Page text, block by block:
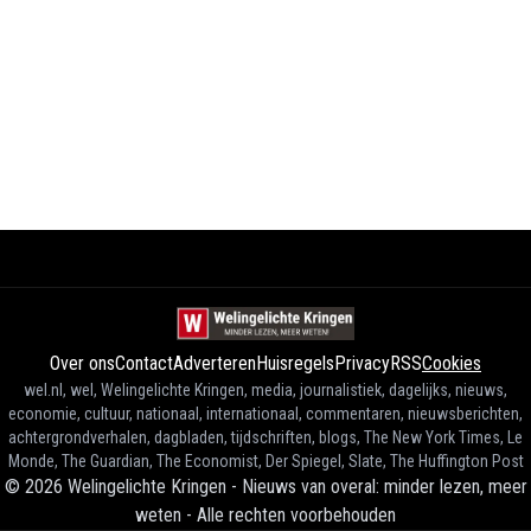
Over onsContactAdverterenHuisregels PrivacyRSSCookies
wel.nl, wel, Welingelichte Kringen, media, journalistiek, dagelijks, nieuws,
economie, cultuur, nationaal, internationaal, commentaren, nieuwsberichten,
achtergrondverhalen, dagbladen, tijdschriften, blogs, The New York Times, Le
Monde, The Guardian, The Economist, Der Spiegel, Slate, The Huffington Post
© 2026 Welingelichte Kringen - Nieuws van overal: minder lezen, meer
weten - Alle rechten voorbehouden